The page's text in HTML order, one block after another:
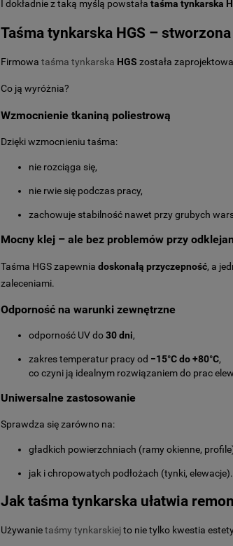
I dokładnie z taką myślą powstała taśma tynkarska
Taśma tynkarska HGS –
Firmowa taśma tynkarska HGS została
Co ją wyróżnia?
Wzmocnienie tkaniną poliestrową
Dzięki wzmocnieniu taśma:
nie rozciąga się,
nie rwie się podczas pracy,
zachowuje stabilność nawet przy grubych
Mocny klej – ale bez problemów przy
Taśma HGS zapewnia doskonałą przyczepność, a
zaleceniami.
Odporność na warunki zewnętrzne
odporność UV do30 dni,
zakres temperatur pracy od −15°C do +80°C,
co czyni ją idealnym rozwiązaniem do prac
Uniwersalne zastosowanie
Sprawdza się zarówno na:
gładkich powierzchniach (ramy okienne,
jak i chropowatych podłożach (tynki, elewacje).
Jak taśma tynkarska ułatwia
Używanietaśmy tynkarskiej to nie tylko kwestia